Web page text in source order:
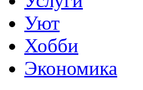
Уют
Хобби
Экономика